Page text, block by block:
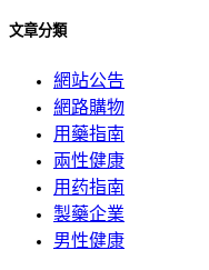
文章分類
網站公告
網路購物
用藥指南
兩性健康
用药指南
製藥企業
男性健康